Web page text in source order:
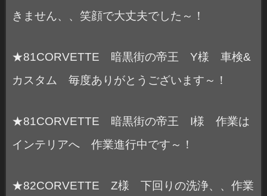
きません、、笑顔で大丈夫でした～！
★81CORVETTE 暗黒街の帝王 Y様 車検&
カスタム 毎度ありがとうございます～！
★81CORVETTE 暗黒街の帝王 I様 作業は
インテリアへ 作業進行中です～！
★82CORVETTE Z様 下回りの洗浄、、作業